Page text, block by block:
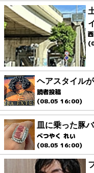
ヘアスタイル
読者投稿
(08.05 16:00)
皿に乗った豚
べつやく れい
(08.05 16:00)